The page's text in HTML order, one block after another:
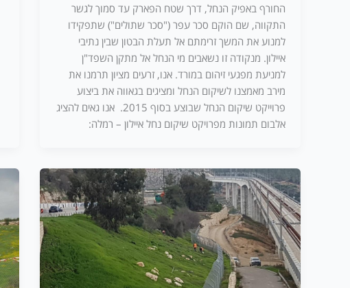
החורף באפיק הנחל, דרך שטח הפארק עד סמוך לגשר
התקווה, שם הוקם סכר עפר ("סכר שתולים") שתפקידו
למנוע את המשך זרימתם אל תעלת הבטון שבין נתיבי
איילון. מנקודה זו נשאבים מי הנחל אל מתקן השפד"ן
למניעת מפגעי זיהום במורד. אנו, זרעים מציון תרמנו את
מירב מאמצנו לשיקום הנחל ומציגים בגאווה את ביצוע
פרוייקט שיקום הנחל שבוצע בסוף 2015. אנו גאים להציג
אלבום תמונות מפרויקט שיקום נחל איילון – רמלה: